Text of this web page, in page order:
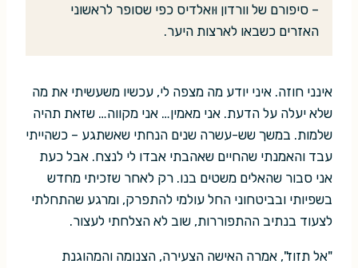
– סיפורם של וורדון וּואלדיס כפי שסופר לראשוני
האזרים כשבאו לארצות היער.
אינני חוזה. איני יודע מה מצפה לי, עכשיו משעשיתי את מה
שלא יעלה על הדעת. אני מאמין… אני מקווה… שזאת תהיה
שלמות. במשך שש-עשרה שנים הנחתי שאשתגע – כשהייתי
עבד והאמנתי שהחיים שאהבתי אבדו לי לנצח. אבל כעת
אני סבור שהאלים משטים בנו. רק לאחר שזכיתי מחדש
בשפיותי ובביטחוני החל עולמי להתפרק, ומרגע שהתחלתי
לצעוד בנתיב ההתפוררות, שוב לא הצלחתי לעצור.
"אל תזוז", אמרה האישה הצעירה, הצנומה והמהוגנת